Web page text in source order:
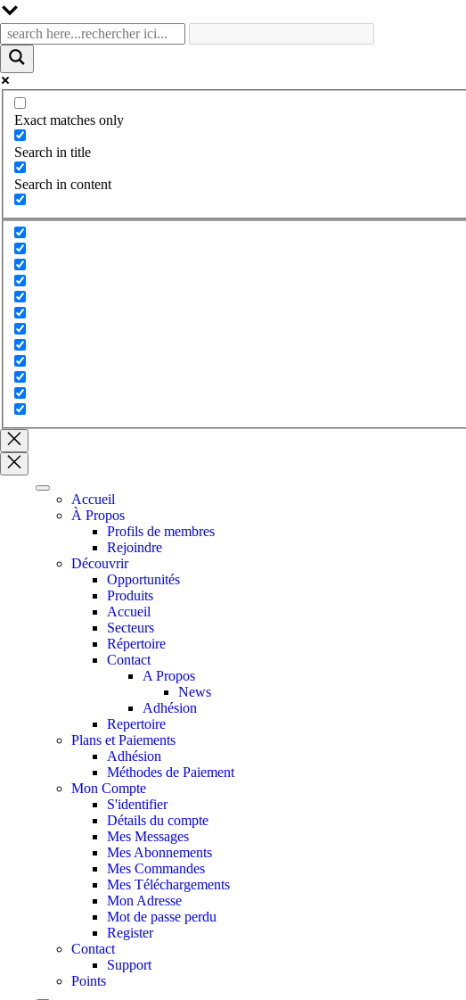
Exact matches only
Search in title
Search in content
Close
search
Accueil
À Propos
Profils de membres
Rejoindre
Découvrir
Opportunités
Produits
Accueil
Secteurs
Répertoire
Contact
A Propos
News
Adhésion
Repertoire
Plans et Paiements
Adhésion
Méthodes de Paiement
Mon Compte
S'identifier
Détails du compte
Mes Messages
Mes Abonnements
Mes Commandes
Mes Téléchargements
Mon Adresse
Mot de passe perdu
Register
Contact
Support
Points